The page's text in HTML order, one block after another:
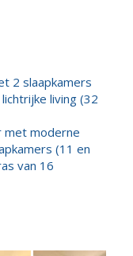
2 slaapkamers
living (32
met moderne
(11 en
van 16